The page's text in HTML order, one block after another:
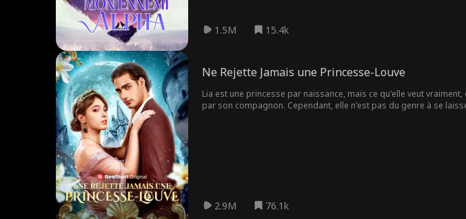
1.5M 15.4k
Ne Rejette Jamais une Princesse-Louve
Lia est une princesse par naissance, mais ce qu'elle veut
par son compagnon. Cependant, elle n'est pas du genre à se
2.9M 76.1k